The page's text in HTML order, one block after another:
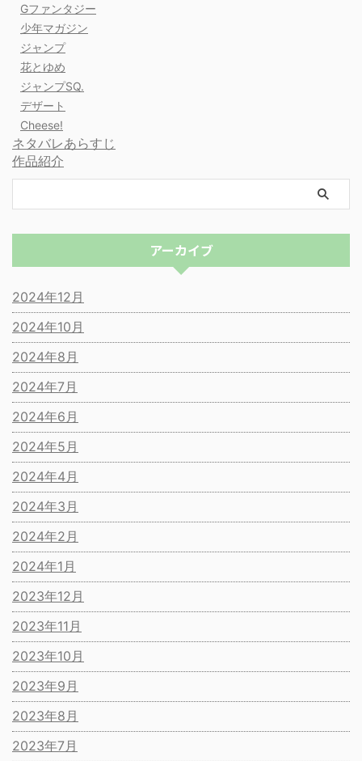
Gファンタジー
少年マガジン
ジャンプ
花とゆめ
ジャンプSQ.
デザート
Cheese!
ネタバレあらすじ
作品紹介
アーカイブ
2024年12月
2024年10月
2024年8月
2024年7月
2024年6月
2024年5月
2024年4月
2024年3月
2024年2月
2024年1月
2023年12月
2023年11月
2023年10月
2023年9月
2023年8月
2023年7月